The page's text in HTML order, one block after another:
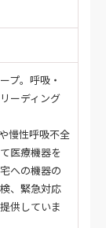
プ。呼吸・
ーディング
慢性呼吸不全
医療機器を
への機器の
、緊急対応
供していま